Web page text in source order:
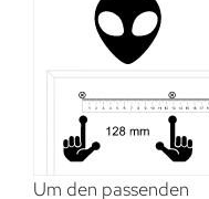
Um den passenden